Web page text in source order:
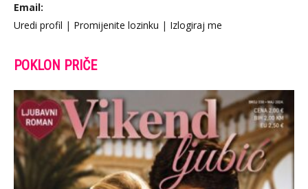
Email:
Uredi profil | Promijenite lozinku | Izlogiraj me
POKLON PRIČE